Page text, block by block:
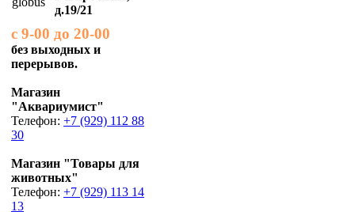
д.19/21
с 9-00 до 20-00
без выходных и
перерывов.
Магазин
"Аквариумист"
Телефон: +7 (929) 112 88
30
Магазин "Товары для
животных"
Телефон: +7 (929) 113 14
13